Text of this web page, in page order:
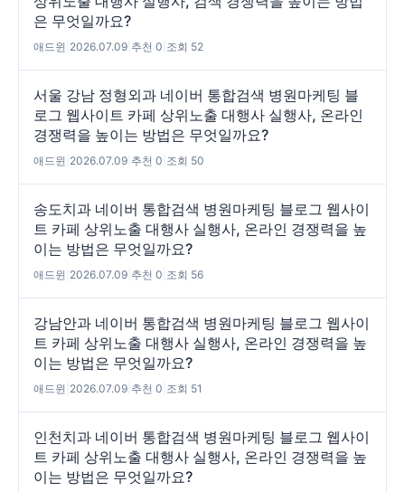
은 무엇일까요?
애드윈 2026.07.09 추천 0 조회 52
서울 강남 정형외과 네이버 통합검색 병원마케팅 블
로그 웹사이트 카페 상위노출 대행사 실행사, 온라인
경쟁력을 높이는 방법은 무엇일까요?
애드윈 2026.07.09 추천 0 조회 50
송도치과 네이버 통합검색 병원마케팅 블로그 웹사이
트 카페 상위노출 대행사 실행사, 온라인 경쟁력을 높
이는 방법은 무엇일까요?
애드윈 2026.07.09 추천 0 조회 56
강남안과 네이버 통합검색 병원마케팅 블로그 웹사이
트 카페 상위노출 대행사 실행사, 온라인 경쟁력을 높
이는 방법은 무엇일까요?
애드윈 2026.07.09 추천 0 조회 51
인천치과 네이버 통합검색 병원마케팅 블로그 웹사이
트 카페 상위노출 대행사 실행사, 온라인 경쟁력을 높
이는 방법은 무엇일까요?